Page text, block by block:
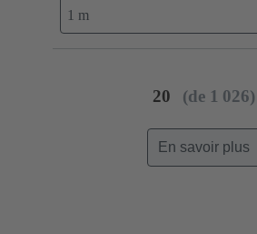
1 m
20 (de 1 026)
En savoir plus